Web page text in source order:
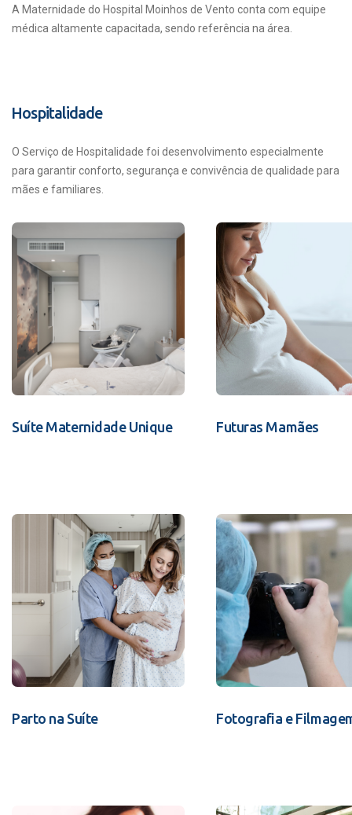
A Maternidade do Hospital Moinhos de Vento conta com equipe
médica altamente capacitada, sendo referência na área.
Hospitalidade
O Serviço de Hospitalidade foi desenvolvimento especialmente
para garantir conforto, segurança e convivência de qualidade para
mães e familiares.
Suíte Maternidade Unique Futuras Mamães
Parto na Suíte Fotografia e